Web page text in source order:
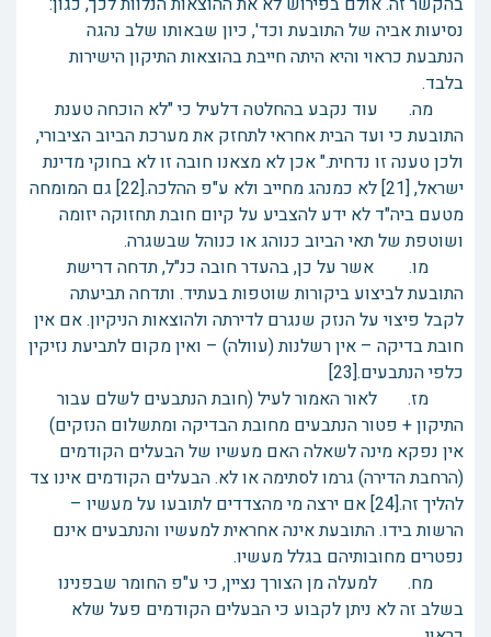
נסיעות אביה של התובעת וכד', כיון שבאותו שלב נהגה
הנתבעת כראוי והיא היתה חייבת בהוצאות התיקון הישירות
בלבד.
מה. עוד נקבע בהחלטה דלעיל כי "לא הוכחה טענת
התובעת כי ועד הבית אחראי לתחזק את מערכת הביוב הציבורי,
ולכן טענה זו נדחית." אכן לא מצאנו חובה זו לא בחוקי מדינת
ישראל, [21] לא כמנהג מחייב ולא ע"פ ההלכה.[22] גם המומחה
מטעם ביה"ד לא ידע להצביע על קיום חובת תחזוקה יזומה
ושוטפת של תאי הביוב כנוהג או כנוהל שבשגרה.
מו. אשר על כן, בהעדר חובה כנ"ל, תדחה דרישת
התובעת לביצוע ביקורות שוטפות בעתיד. ותדחה תביעתה
לקבל פיצוי על הנזק שנגרם לדירתה ולהוצאות הניקיון. אם אין
חובת בדיקה – אין רשלנות (עוולה) – ואין מקום לתביעת נזיקין
כלפי הנתבעים.[23]
מז. לאור האמור לעיל (חובת הנתבעים לשלם עבור
התיקון + פטור הנתבעים מחובת הבדיקה ומתשלום הנזקים)
אין נפקא מינה לשאלה האם מעשיו של הבעלים הקודמים
(הרחבת הדירה) גרמו לסתימה או לא. הבעלים הקודמים אינו צד
להליך זה.[24] אם ירצה מי מהצדדים לתובעו על מעשיו –
הרשות בידו. התובעת אינה אחראית למעשיו והנתבעים אינם
נפטרים מחובותיהם בגלל מעשיו.
מח. למעלה מן הצורך נציין, כי ע"פ החומר שבפנינו
בשלב זה לא ניתן לקבוע כי הבעלים הקודמים פעל שלא